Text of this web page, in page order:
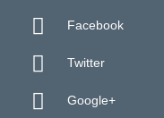
 Facebook
 Twitter
 Google+